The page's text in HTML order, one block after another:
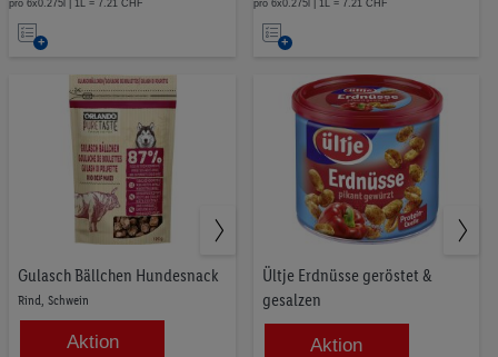
pro 6x0.275l | 1L = 7.21 CHF
Auf
Merkliste
pro 6x0.275l | 1L = 7.21 CHF
Auf
Merkliste
Gulasch Bällchen Hundesnack
Rind, Schwein
Aktion
Ültje Erdnüsse geröstet &
gesalzen
Aktion